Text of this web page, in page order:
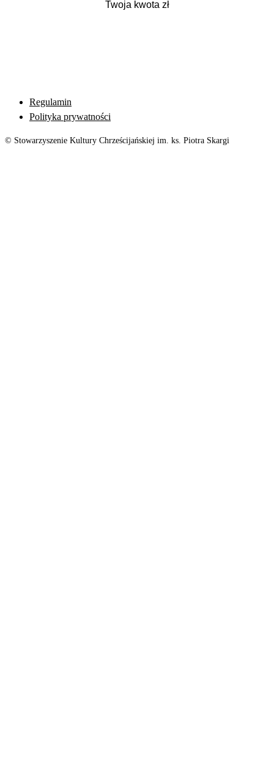
Regulamin
Polityka prywatności
© Stowarzyszenie Kultury Chrześcijańskiej im. ks. Piotra Skargi